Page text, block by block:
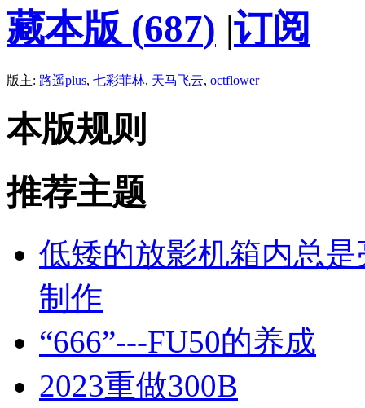
藏本版 (687) |订阅
版主: 路遥plus, 七彩菲林, 天马飞云, octflower
本版规则
推荐主题
低矮的放影机箱内总
制作
“666”---FU50的养成
2023重做300B